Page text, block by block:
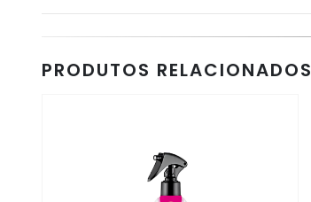
PRODUTOS RELACIONADOS